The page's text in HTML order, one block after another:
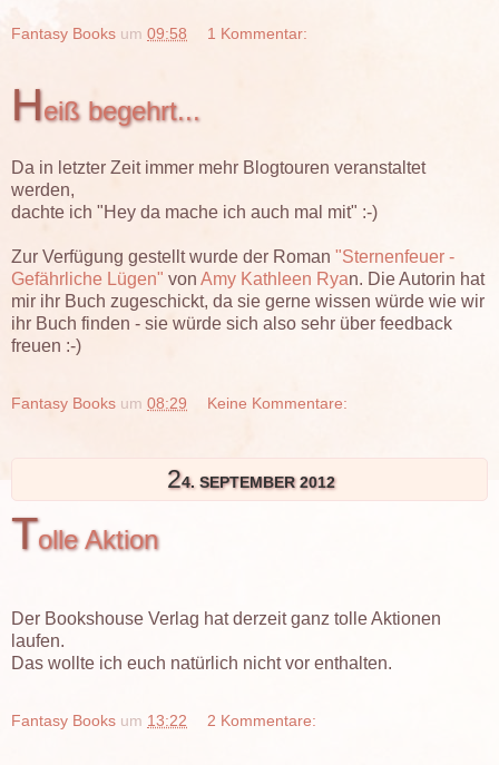
Fantasy Books um 09:58 1 Kommentar:
Heiß begehrt...
Da in letzter Zeit immer mehr Blogtouren veranstaltet
werden,
dachte ich "Hey da mache ich auch mal mit" :-)
Zur Verfügung gestellt wurde der Roman "Sternenfeuer -
Gefährliche Lügen" von Amy Kathleen Ryan. Die Autorin hat
mir ihr Buch zugeschickt, da sie gerne wissen würde wie wir
ihr Buch finden - sie würde sich also sehr über feedback
freuen :-)
Fantasy Books um 08:29 Keine Kommentare:
24. SEPTEMBER 2012
Tolle Aktion
Der Bookshouse Verlag hat derzeit ganz tolle Aktionen
laufen.
Das wollte ich euch natürlich nicht vor enthalten.
Fantasy Books um 13:22 2 Kommentare: